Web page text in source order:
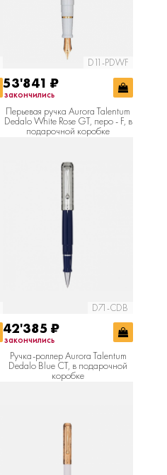
D11-PDWF
53'841 ₽
закончились
Перьевая ручка Aurora Talentum
Dedalo White Rose GT, перо - F, в
подарочной коробке
D71-CDB
42'385 ₽
закончились
Ручка-роллер Aurora Talentum
Dedalo Blue CT, в подарочной
коробке